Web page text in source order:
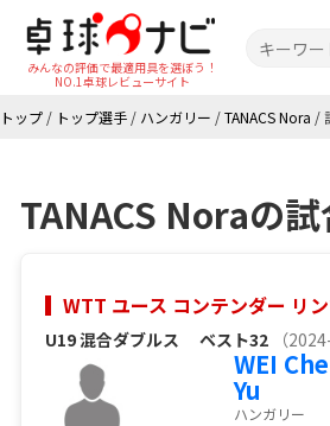
みんなの評価で最適用具を選ぼう！
NO.1卓球レビューサイト
トップ / トップ選手 / ハンガリー /TANACS Nora /
TANACS Noraの
WTT ユース コンテンダー リ
U19 混合ダブルス ベスト32 （
WEI
Yu
ハンガリー